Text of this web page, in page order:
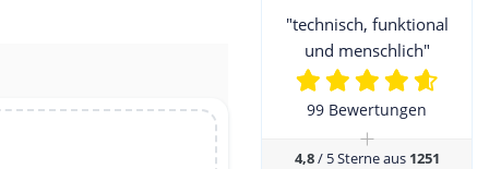
"technisch, funktional
und menschlich"
99 Bewertungen
+
4,8/ 5 Sterne aus 1251